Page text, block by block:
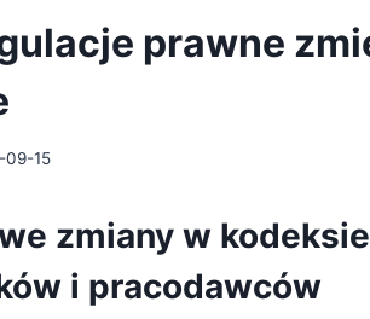
prawne
09-15
zmiany w
i pracodawców